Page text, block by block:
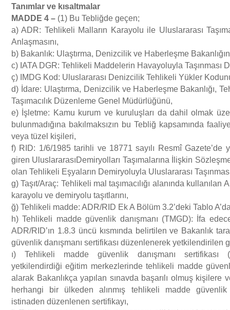
Tanımlar ve kısaltmalar
MADDE 4 – (1) Bu Tebliğde geçen;
a) ADR: Tehlikeli Malların Karayolu ile Uluslararası
Anlaşmasını,
b) Bakanlık: Ulaştırma, Denizcilik ve Haberleşme
c) IATA DGR: Tehlikeli Maddelerin Havayoluyla Taşınması
ç) IMDG Kod: Uluslararası Denizcilik Tehlikeli Yükler
d) İdare: Ulaştırma, Denizcilik ve Haberleşme Bakanlığı,
Taşımacılık Düzenleme Genel Müdürlüğünü,
e) İşletme: Kamu kurum ve kuruluşları da dahil olmak
bulunmadığına bakılmaksızın bu Tebliğ kapsamında
veya tüzel kişileri,
f) RID: 1/6/1985 tarihli ve 18771 sayılı Resmî Gazete’de
giren UluslararasıDemiryolları Taşımalarına İlişkin
olan Tehlikeli Eşyaların Demiryoluyla Uluslararası
g) Taşıt/Araç: Tehlikeli mal taşımacılığı alanında kullanılan
karayolu ve demiryolu taşıtlarını,
ğ) Tehlikeli madde: ADR/RID Ek A Bölüm 3.2’deki Tablo
h) Tehlikeli madde güvenlik danışmanı (TMGD): İfa
ADR/RID’ın 1.8.3 üncü kısmında belirtilen ve Bakanlık
güvenlik danışmanı sertifikası düzenlenerek yetkilendirilen
ı) Tehlikeli madde güvenlik danışmanı sertifikası
yetkilendirdiği eğitim merkezlerinde tehlikeli madde
alarak Bakanlıkça yapılan sınavda başarılı olmuş kişilere
herhangi bir ülkeden alınmış tehlikeli madde güvenlik
istinaden düzenlenen sertifikayı,